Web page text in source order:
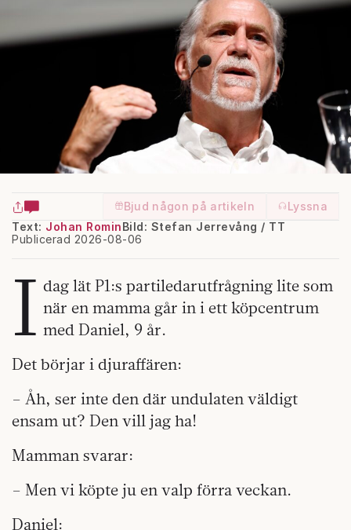
Bjud någon på artikeln
Lyssna
Text: Johan Romin
Publicerad 2026-08-06
Bild: Stefan Jerrevång / TT
I dag lät P1:s partiledarutfrågning lite som
när en mamma går in i ett köpcentrum
med Daniel, 9 år.
Det börjar i djuraffären:
– Åh, ser inte den där undulaten väldigt
ensam ut? Den vill jag ha!
Mamman svarar:
– Men vi köpte ju en valp förra veckan.
Daniel: